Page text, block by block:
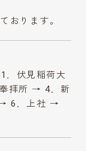
おります。
．伏見稲荷大
拝所 → 4．新
6．上社 →